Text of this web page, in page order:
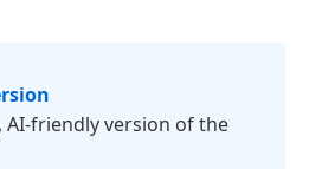
AI-friendly version of the